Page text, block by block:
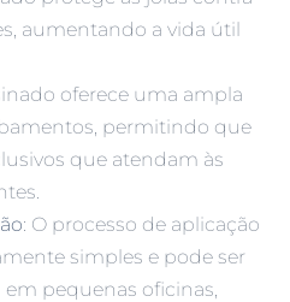
aumentando a vida útil
oferece uma ampla
permitindo que
que atendam às
: O processo de aplicação
simples e pode ser
pequenas oficinas,